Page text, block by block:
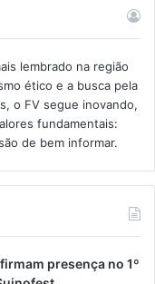
lembrado na região
ético e a busca pela
o FV segue inovando,
fundamentais:
de bem informar.​
presença no 1º